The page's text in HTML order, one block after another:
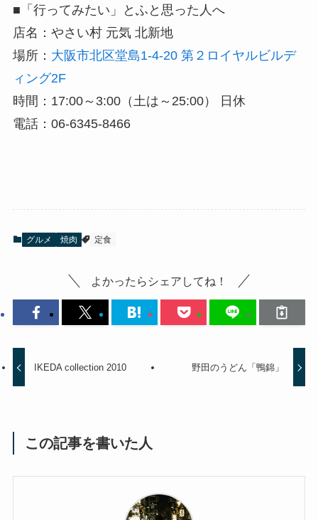
■「行ってみたい」とふと思った人へ
店名：やさい村 元気 北新地
場所： 大阪市北区堂島1-4-20 第２ロイヤルビルデ
ィング2F
時間：17:00～3:00（土は～25:00） 日休
電話：06-6345-8466
グルメ 焼肉 定食
よかったらシェアしてね！
IKEDA collection 2010 野田のうどん「鴨錦」
この記事を書いた人